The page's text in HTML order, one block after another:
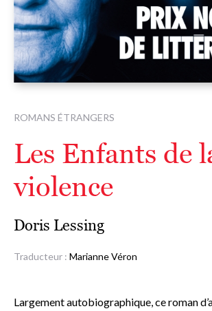
ROMANS ÉTRANGERS
Les Enfants de
violence
Doris Lessing
Traducteur : Marianne Véron
Largement autobiographique, ce roman